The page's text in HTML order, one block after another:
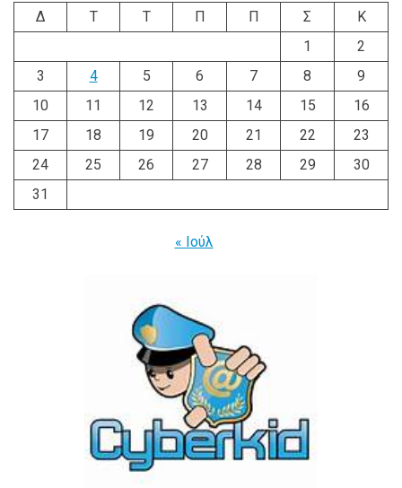
Δ
Τ Τ Π Π Σ
Κ
1
2
3
4 5 6 7 8
9
10
11 12 13 14 15
16
17
18 19 20 21 22
23
24
25 26 27 28 29
30
31
« Ιούλ